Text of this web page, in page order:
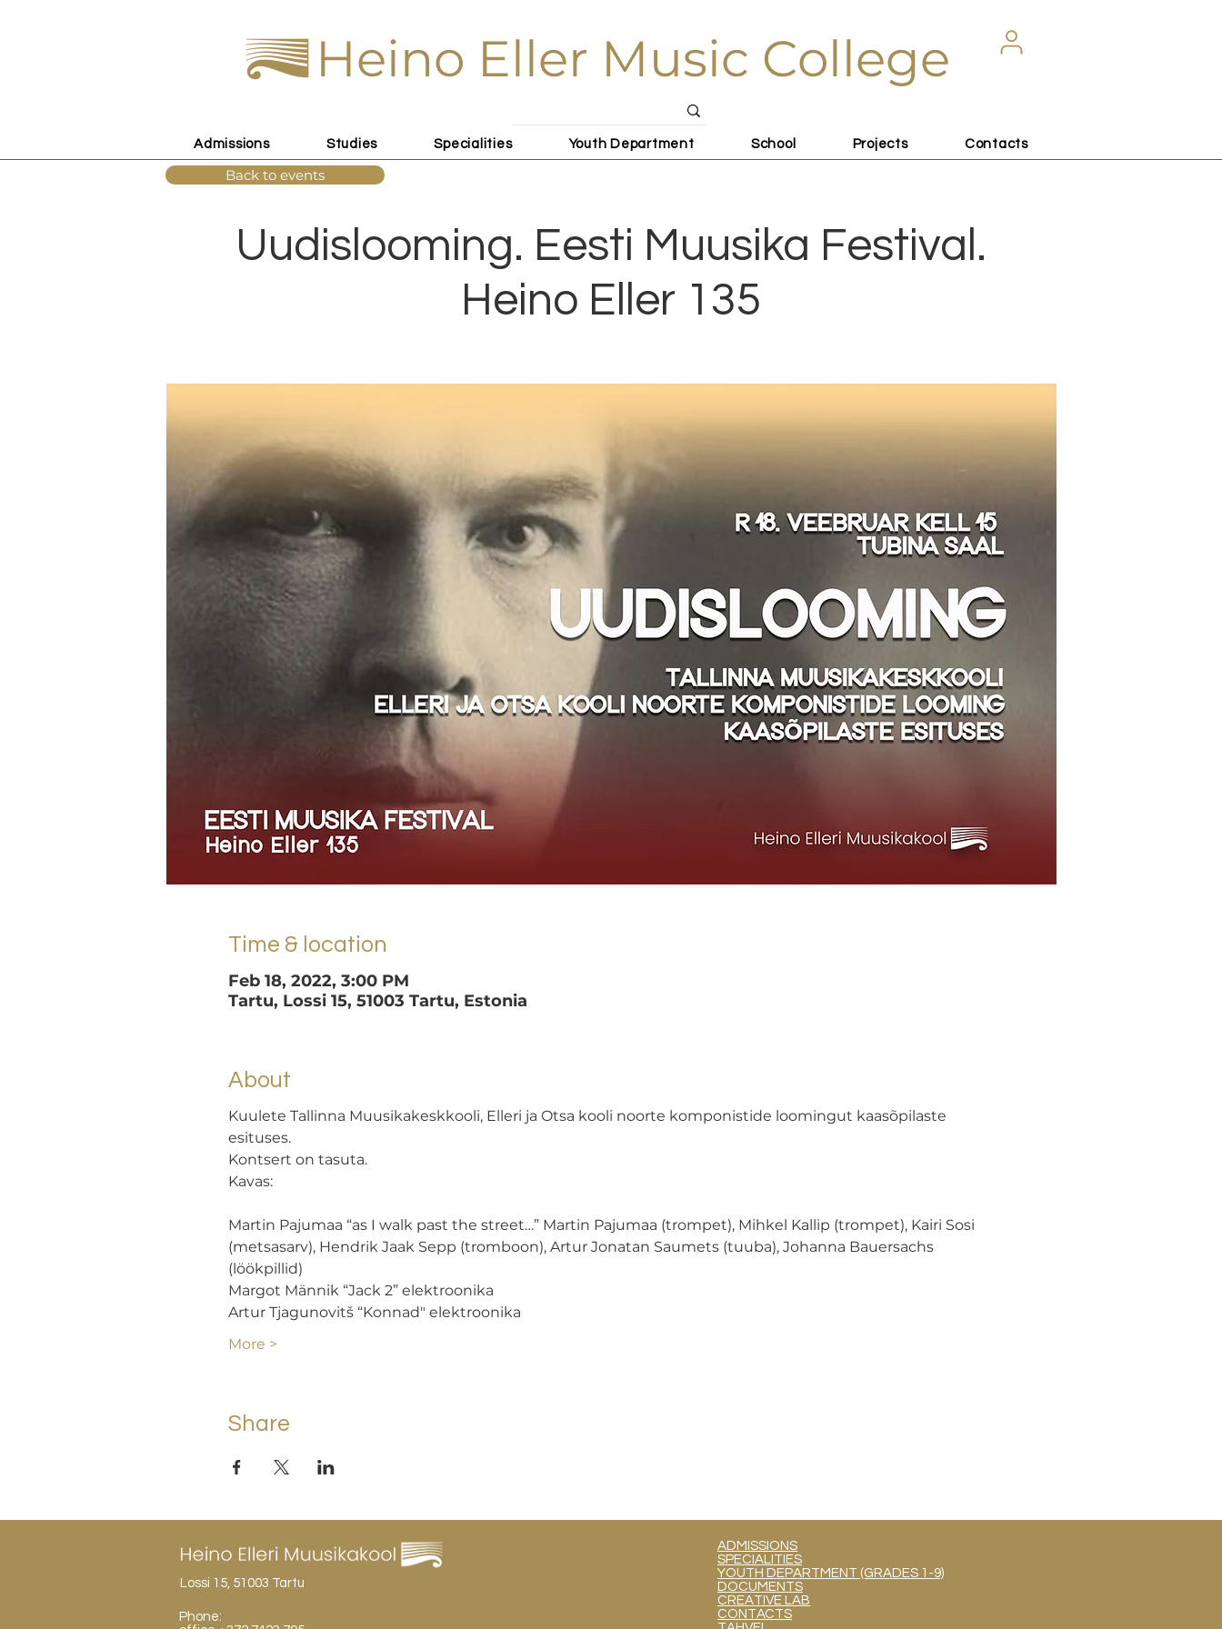
Heino Eller Music College
Admissions Studies Specialities Youth Department School Projects Contacts
Uudislooming. Eesti Muusika Festival.
Heino Eller 135
Time & location
Feb 18, 2022, 3:00 PM
Tartu, Lossi 15, 51003 Tartu, Estonia
About
Kuulete Tallinna Muusikakeskkooli, Elleri ja Otsa kooli noorte komponistide loomingut kaasõpilaste
esituses.
Kontsert on tasuta.
Kavas:
Martin Pajumaa “as I walk past the street…” Martin Pajumaa (trompet), Mihkel Kallip (trompet), Kairi Sosi
(metsasarv), Hendrik Jaak Sepp (tromboon), Artur Jonatan Saumets (tuuba), Johanna Bauersachs
(löökpillid)
Margot Männik “Jack 2” elektroonika
Artur Tjagunovitš “Konnad" elektroonika
More >
Share
Back to events
Lossi 15, 51003 Tartu
Phone:
ADMISSIONS
SPECIALITIES
YOUTH DEPARTMENT (GRADES 1-9)
DOCUMENTS
CREATIVE LAB
CONTACTS